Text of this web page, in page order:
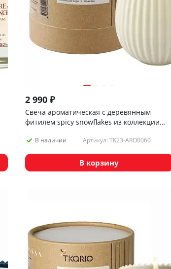
2 990₽
Свеча ароматическая с деревянным
фитилём spicy snowflakes из коллекции
В наличии Артикул: TK23-ARO0060
В корзину